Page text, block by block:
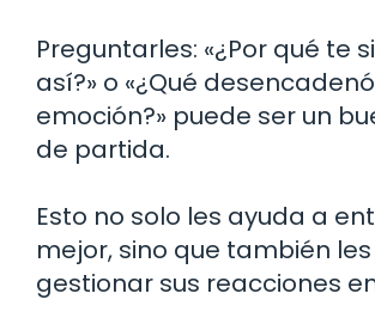
Preguntarles: «¿Por qué te
así?» o «¿Qué
emoción?» puede ser un
de partida.
Esto no solo les ayuda a
mejor, sino que también
gestionar sus reacciones